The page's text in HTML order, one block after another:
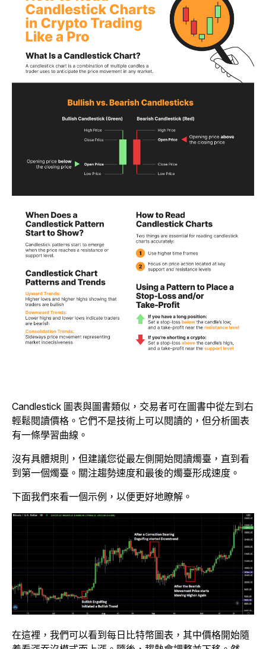
Candlestick 圖表與圖書類似，交易者可在圖書中從左到右
輕鬆閱讀價格。它們不是技術上可以閱讀的，但分析圖表
有一條學習曲線。
沒有具體規則，但建議您從最左側開始閱讀燭臺，直到看
到第一個燭臺。關注趨勢速度和最後的燭臺形成速度。
下面我們來看一個示例，以便更好地瞭解。
在這裡，我們可以看到每日比特幣圖表，其中價格開始隨